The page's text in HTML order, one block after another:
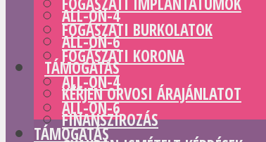
ALL-ON-4
ALL-ON-6
TÁMOGATÁS
KÉRJEN ORVOSI ÁRAJÁNLATOT
FINANSZÍROZÁS
FOGÁSZATI BURKOLATOK
FOGÁSZATI KORONA
ALL-ON-4
ALL-ON-6
TÁMOGATÁS